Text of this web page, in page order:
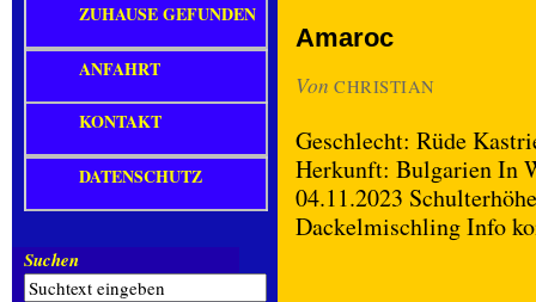
Amaroc
Von CHRISTIAN
Geschlecht: Rüde
Herkunft: Bulgarien In
04.11.2023
Dackelmischling Info
ZUHAUSE GEFUNDEN
ANFAHRT
KONTAKT
DATENSCHUTZ
Suchen